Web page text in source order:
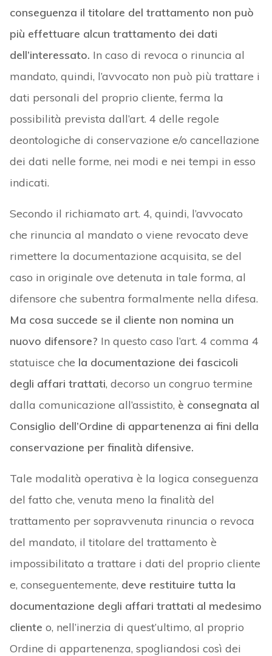
conseguenza il titolare del trattamento non può
più effettuare alcun trattamento dei dati
dell’interessato. In caso di revoca o rinuncia al
mandato, quindi, l’avvocato non può più trattare i
dati personali del proprio cliente, ferma la
possibilità prevista dall’art. 4 delle regole
deontologiche di conservazione e/o cancellazione
dei dati nelle forme, nei modi e nei tempi in esso
indicati.
Secondo il richiamato art. 4, quindi, l’avvocato
che rinuncia al mandato o viene revocato deve
rimettere la documentazione acquisita, se del
caso in originale ove detenuta in tale forma, al
difensore che subentra formalmente nella difesa.
Ma cosa succede se il cliente non nomina un
nuovo difensore? In questo caso l’art. 4 comma 4
statuisce che la documentazione dei fascicoli
degli affari trattati, decorso un congruo termine
dalla comunicazione all’assistito, è consegnata al
Consiglio dell’Ordine di appartenenza ai fini della
conservazione per finalità difensive.
Tale modalità operativa è la logica conseguenza
del fatto che, venuta meno la finalità del
trattamento per sopravvenuta rinuncia o revoca
del mandato, il titolare del trattamento è
impossibilitato a trattare i dati del proprio cliente
e, conseguentemente, deve restituire tutta la
documentazione degli affari trattati al medesimo
cliente o, nell’inerzia di quest’ultimo, al proprio
Ordine di appartenenza, spogliandosi così dei